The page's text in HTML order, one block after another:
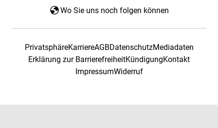
Wo Sie uns noch folgen können
PrivatsphäreKarriereAGBDatenschutzMediadaten
Erklärung zur BarrierefreiheitKündigungKontakt
ImpressumWiderruf